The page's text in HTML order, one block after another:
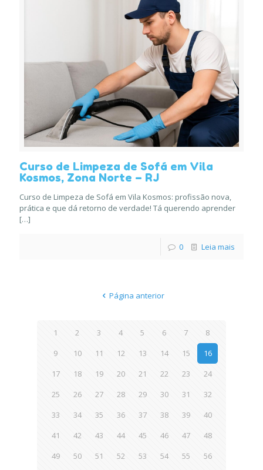
Curso de Limpeza de Sofá em Vila
Kosmos, Zona Norte – RJ
Curso de Limpeza de Sofá em Vila Kosmos: profissão nova,
prática e que dá retorno de verdade! Tá querendo aprender
[…]
0 Leia mais
Página anterior
1 2 3 4 5 6 7
8
9
10 11 12 13 14 15
16
17
18 19 20 21 22 23
24
25
26 27 28 29 30 31
32
33
34 35 36 37 38 39
40
41
42 43 44 45 46 47
48
49
50 51 52 53 54 55
56